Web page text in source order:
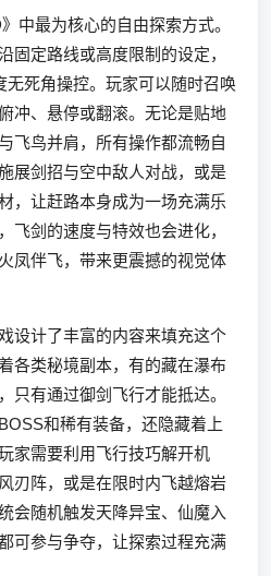
中最为核心的自由探索方式。
固定路线或高度限制的设定，
无死角操控。玩家可以随时召唤
冲、悬停或翻滚。无论是贴地
飞鸟并肩，所有操作都流畅自
展剑招与空中敌人对战，或是
，让赶路本身成为一场充满乐
飞剑的速度与特效也会进化，
凤伴飞，带来更震撼的视觉体
设计了丰富的内容来填充这个
各类秘境副本，有的藏在瀑布
只有通过御剑飞行才能抵达。
和稀有装备，还隐藏着上
家需要利用飞行技巧解开机
刃阵，或是在限时内飞越熔岩
会随机触发天降异宝、仙魔入
可参与争夺，让探索过程充满